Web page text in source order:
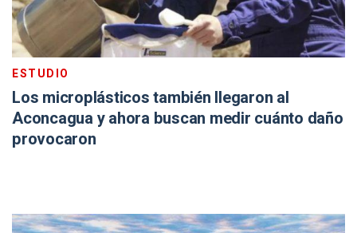
ESTUDIO
Los microplásticos también llegaron al
Aconcagua y ahora buscan medir cuánto daño
provocaron